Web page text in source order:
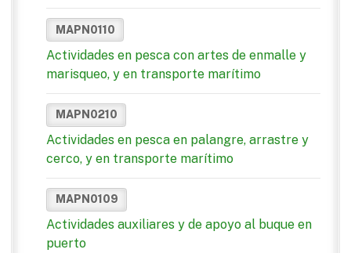
MAPN0110
Actividades en pesca con artes de enmalle y
marisqueo, y en transporte marítimo
MAPN0210
Actividades en pesca en palangre, arrastre y
cerco, y en transporte marítimo
MAPN0109
Actividades auxiliares y de apoyo al buque en
puerto